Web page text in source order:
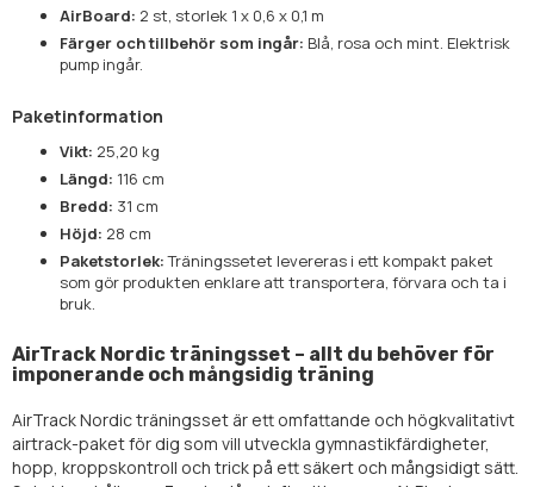
AirBoard: 2 st, storlek 1 x 0,6 x 0,1 m
Färger och tillbehör som ingår: Blå, rosa och mint. Elektrisk
pump ingår.
Paketinformation
Vikt: 25,20 kg
Längd: 116 cm
Bredd: 31 cm
Höjd: 28 cm
Paketstorlek:Träningssetet levereras i ett kompakt paket
som gör produkten enklare att transportera, förvara och ta i
bruk.
AirTrack Nordic träningsset – allt du behöver för
imponerande och mångsidig träning
AirTrack Nordic träningsset är ett omfattande och högkvalitativt
airtrack-paket för dig som vill utveckla gymnastikfärdigheter,
hopp, kroppskontroll och trick på ett säkert och mångsidigt sätt.